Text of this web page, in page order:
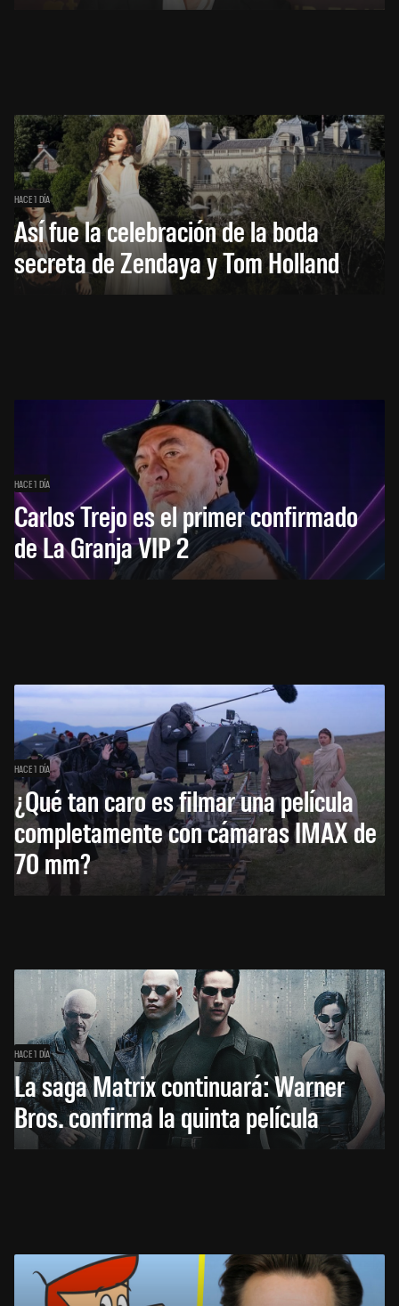
HACE 1 DÍA
Así fue la celebración de la boda
secreta de Zendaya y Tom Holland
HACE 1 DÍA
Carlos Trejo es el primer confirmado
de La Granja VIP 2
HACE 1 DÍA
¿Qué tan caro es filmar una película
completamente con cámaras IMAX de
70 mm?
HACE 1 DÍA
La saga Matrix continuará: Warner
Bros. confirma la quinta película